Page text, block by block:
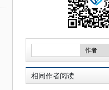
相同作者阅读